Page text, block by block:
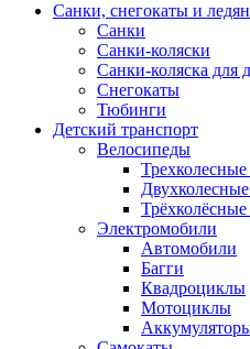
Санки, снегокаты и
Санки
Санки-коляски
Санки-коляска для
Снегокаты
Тюбинги
Детский транспорт
Велосипеды
Электромобили
Автомобили
Багги
Квадроциклы
Мотоциклы